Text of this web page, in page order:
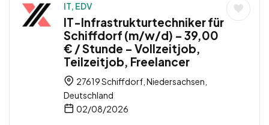
IT, EDV
IT-Infrastrukturtechniker für
Schiffdorf (m/w/d) – 39,00
€ / Stunde – Vollzeitjob,
Teilzeitjob, Freelancer
27619 Schiffdorf, Niedersachsen,
Deutschland
02/08/2026